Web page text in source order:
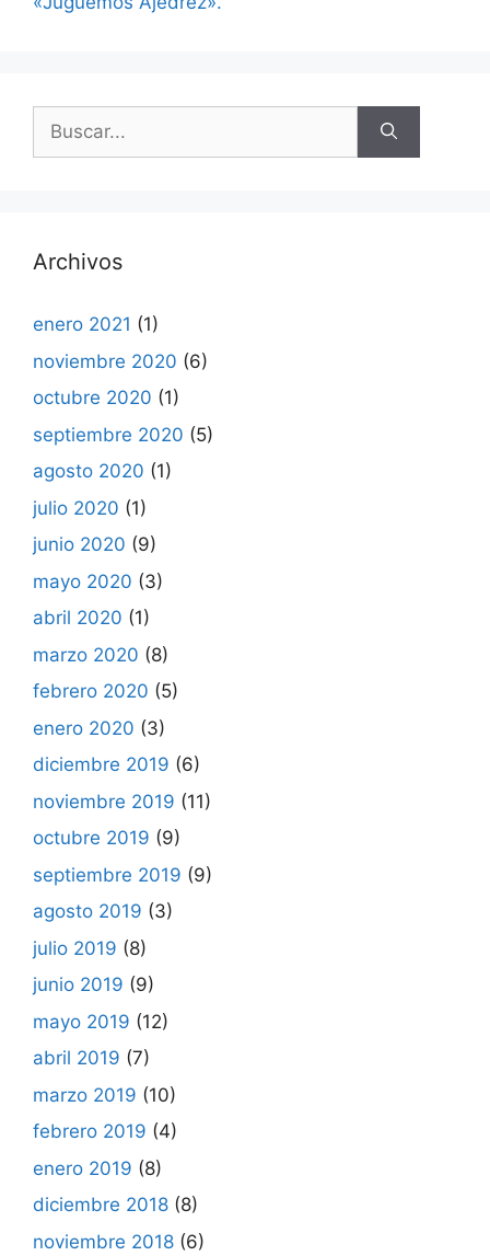
Buscar:
Archivos
enero 2021 (1)
noviembre 2020 (6)
octubre 2020 (1)
septiembre 2020 (5)
agosto 2020 (1)
julio 2020 (1)
junio 2020 (9)
mayo 2020 (3)
abril 2020 (1)
marzo 2020 (8)
febrero 2020 (5)
enero 2020 (3)
diciembre 2019 (6)
noviembre 2019 (11)
octubre 2019 (9)
septiembre 2019 (9)
agosto 2019 (3)
julio 2019 (8)
junio 2019 (9)
mayo 2019 (12)
abril 2019 (7)
marzo 2019 (10)
febrero 2019 (4)
enero 2019 (8)
diciembre 2018 (8)
noviembre 2018 (6)